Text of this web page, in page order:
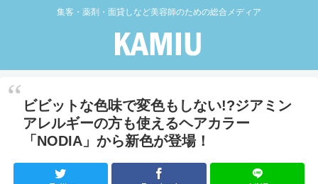
集客・薬剤・面貸しなど美容師のための総合メディア
ビビットな色味で変色もしない!?ジアミン
アレルギーの方も使えるヘアカラー
「NODIA」から新色が登場！